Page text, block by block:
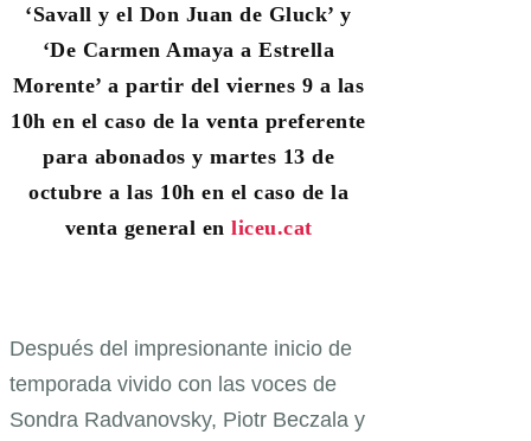
‘Savall y el Don Juan de Gluck’ y
‘De Carmen Amaya a Estrella
Morente’ a partir del viernes 9 a las
10h en el caso de la venta preferente
para abonados y martes 13 de
octubre a las 10h en el caso de la
venta general enliceu.cat
Después del impresionante inicio de
temporada vivido con las voces de
Sondra Radvanovsky, Piotr Beczala y